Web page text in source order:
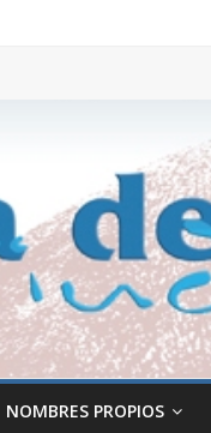
NOMBRES PROPIOS